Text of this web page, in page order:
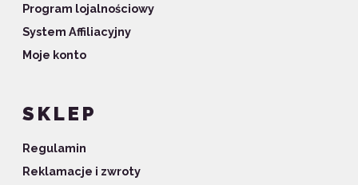
Program lojalnościowy
System Affiliacyjny
Moje konto
SKLEP
Regulamin
Reklamacje i zwroty